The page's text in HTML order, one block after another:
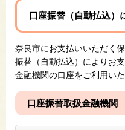
口座振替（自動払込）
奈良市にお支払いいただく
振替（自動払込）によりお
金融機関の口座をご利用いた
口座振替取扱金融機関